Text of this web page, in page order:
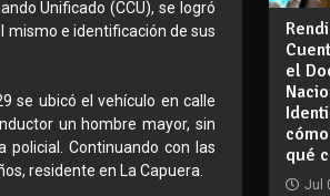
Unificado (CCU), se logró
mismo e identificación de sus
se ubicó el vehículo en calle
un hombre mayor, sin
policial. Continuando con las
residente en La Capuera.
el
qué
Jul